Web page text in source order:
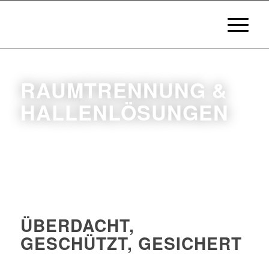
RAUMTRENNUNG &
HALLENLÖSUNGEN
ÜBERDACHT,
GESCHÜTZT, GESICHERT